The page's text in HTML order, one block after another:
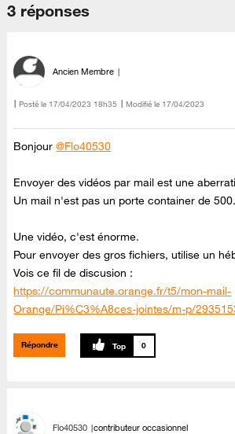
3 réponses
Ancien Membre
Posté le ‎17/04/2023 18h35 Modifié le 17/04/2023
Bonjour@Flo40530
Envoyer des vidéos par mail est une
Un mail n'est pas un porte container de
Une vidéo, c'est énorme.
Pour envoyer des gros fichiers, utilise un
Vois ce fil de discusion :
https://communaute.orange.fr/t5/mon-mail-
Orange/Pi%C3%A8ces-jointes/m-p/
Répondre 0
Flo40530 contributeur occasionnel